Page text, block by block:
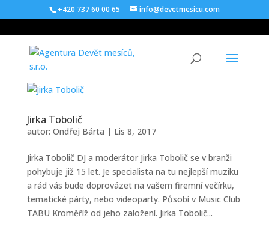
+420 737 60 00 65 info@devetmesicu.com
Jirka Tobolič
autor: Ondřej Bárta | Lis 8, 2017
Jirka Tobolič DJ a moderátor Jirka Tobolič se v branži
pohybuje již 15 let. Je specialista na tu nejlepší muziku
a rád vás bude doprovázet na vašem firemní večírku,
tematické párty, nebo videoparty. Působí v Music Club
TABU Kroměříž od jeho založení. Jirka Tobolič...